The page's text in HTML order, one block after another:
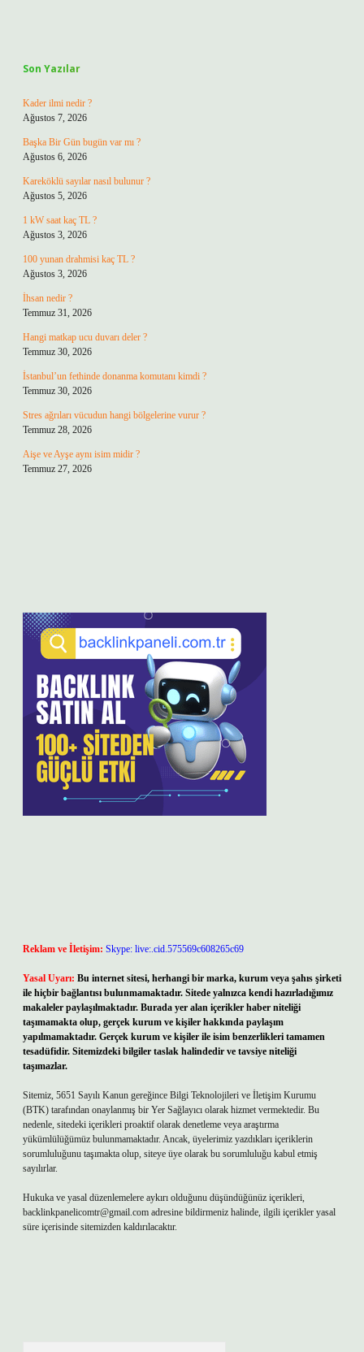
Son Yazılar
Kader ilmi nedir ?
Ağustos 7, 2026
Başka Bir Gün bugün var mı ?
Ağustos 6, 2026
Kareköklü sayılar nasıl bulunur ?
Ağustos 5, 2026
1 kW saat kaç TL ?
Ağustos 3, 2026
100 yunan drahmisi kaç TL ?
Ağustos 3, 2026
İhsan nedir ?
Temmuz 31, 2026
Hangi matkap ucu duvarı deler ?
Temmuz 30, 2026
İstanbul’un fethinde donanma komutanı kimdi ?
Temmuz 30, 2026
Stres ağrıları vücudun hangi bölgelerine vurur ?
Temmuz 28, 2026
Aişe ve Ayşe aynı isim midir ?
Temmuz 27, 2026
Reklam ve İletişim: Skype: live:.cid.575569c608265c69
Yasal Uyarı: Bu internet sitesi, herhangi bir marka, kurum veya şahıs şirketi
ile hiçbir bağlantısı bulunmamaktadır. Sitede yalnızca kendi hazırladığımız
makaleler paylaşılmaktadır. Burada yer alan içerikler haber niteliği
taşımamakta olup, gerçek kurum ve kişiler hakkında paylaşım
yapılmamaktadır. Gerçek kurum ve kişiler ile isim benzerlikleri tamamen
tesadüfidir. Sitemizdeki bilgiler taslak halindedir ve tavsiye niteliği
taşımazlar.
Sitemiz, 5651 Sayılı Kanun gereğince Bilgi Teknolojileri ve İletişim Kurumu
(BTK) tarafından onaylanmış bir Yer Sağlayıcı olarak hizmet vermektedir. Bu
nedenle, sitedeki içerikleri proaktif olarak denetleme veya araştırma
yükümlülüğümüz bulunmamaktadır. Ancak, üyelerimiz yazdıkları içeriklerin
sorumluluğunu taşımakta olup, siteye üye olarak bu sorumluluğu kabul etmiş
sayılırlar.
Hukuka ve yasal düzenlemelere aykırı olduğunu düşündüğünüz içerikleri,
backlinkpanelicomtr@gmail.com adresine bildirmeniz halinde, ilgili içerikler yasal
süre içerisinde sitemizden kaldırılacaktır.